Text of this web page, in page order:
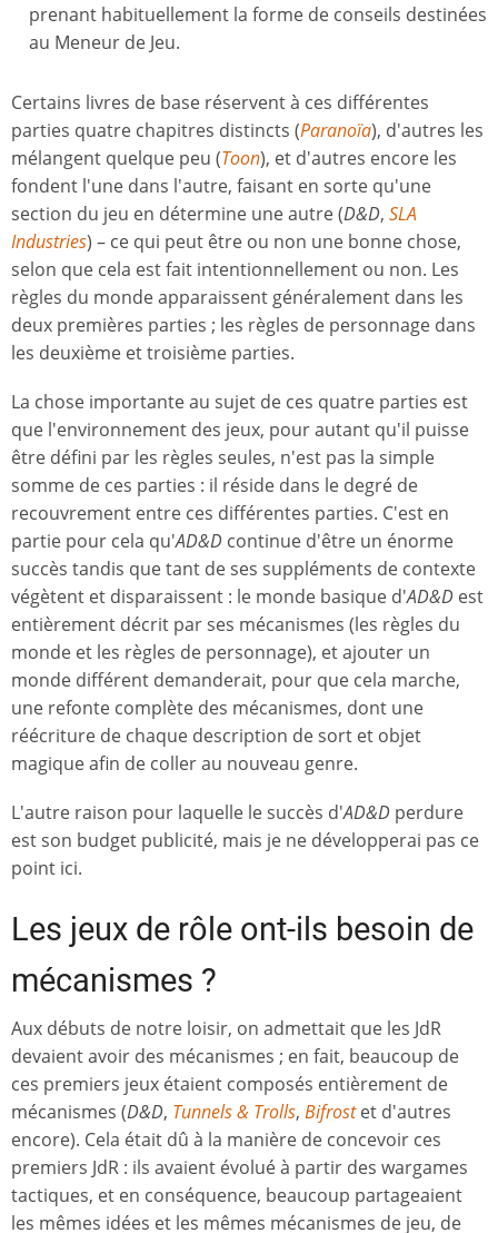
prenant habituellement la forme de conseils destinées
au Meneur de Jeu.
Certains livres de base réservent à ces différentes
parties quatre chapitres distincts (Paranoïa), d'autres les
mélangent quelque peu (Toon), et d'autres encore les
fondent l'une dans l'autre, faisant en sorte qu'une
section du jeu en détermine une autre (D&D, SLA
Industries) – ce qui peut être ou non une bonne chose,
selon que cela est fait intentionnellement ou non. Les
règles du monde apparaissent généralement dans les
deux premières parties ; les règles de personnage dans
les deuxième et troisième parties.
La chose importante au sujet de ces quatre parties est
que l'environnement des jeux, pour autant qu'il puisse
être défini par les règles seules, n'est pas la simple
somme de ces parties : il réside dans le degré de
recouvrement entre ces différentes parties. C'est en
partie pour cela qu'AD&D continue d'être un énorme
succès tandis que tant de ses suppléments de contexte
végètent et disparaissent : le monde basique d'AD&D est
entièrement décrit par ses mécanismes (les règles du
monde et les règles de personnage), et ajouter un
monde différent demanderait, pour que cela marche,
une refonte complète des mécanismes, dont une
réécriture de chaque description de sort et objet
magique afin de coller au nouveau genre.
L'autre raison pour laquelle le succès d'AD&D perdure
est son budget publicité, mais je ne développerai pas ce
point ici.
Les jeux de rôle ont-ils besoin de
mécanismes ?
Aux débuts de notre loisir, on admettait que les JdR
devaient avoir des mécanismes ; en fait, beaucoup de
ces premiers jeux étaient composés entièrement de
mécanismes (D&D, Tunnels & Trolls, Bifrostet d'autres
encore). Cela était dû à la manière de concevoir ces
premiers JdR : ils avaient évolué à partir des wargames
tactiques, et en conséquence, beaucoup partageaient
les mêmes idées et les mêmes mécanismes de jeu, de